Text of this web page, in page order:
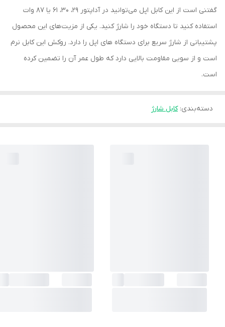
گفتنی است از این کابل اپل می‌توانید در آداپتور 29، 30، 61 یا 87 وات
استفاده کنید تا دستگاه خود را شارژ کنید. یکی از مزیت‌های این محصول
پشتیبانی از شارژ سریع برای دستگاه های اپل را دارد. روکش این کابل نرم
است و از سویی مقاومت بالایی دارد که طول عمر آن را تضمین کرده
است.
دسته‌بندی:کابل شارژ